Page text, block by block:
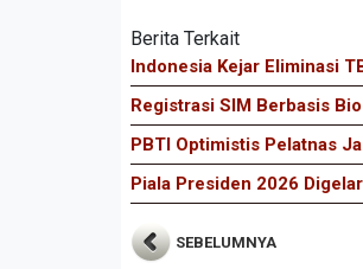
Berita Terkait
Indonesia Kejar Eliminasi
Registrasi SIM Berbasis
PBTI Optimistis Pelatnas
Piala Presiden 2026
SEBELUMNYA